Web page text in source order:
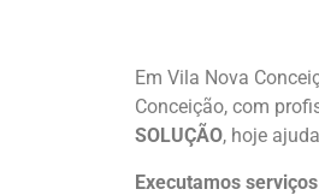
Em Vila Nova
Conceição, com
SOLUÇÃO, hoje
Executamos